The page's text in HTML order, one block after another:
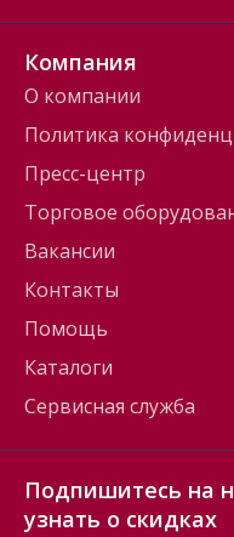
Компания
О компании
Политика
Пресс-центр
Торговое
Вакансии
Контакты
Помощь
Каталоги
Сервисная служба
Подпишитесь на
узнать о скидках